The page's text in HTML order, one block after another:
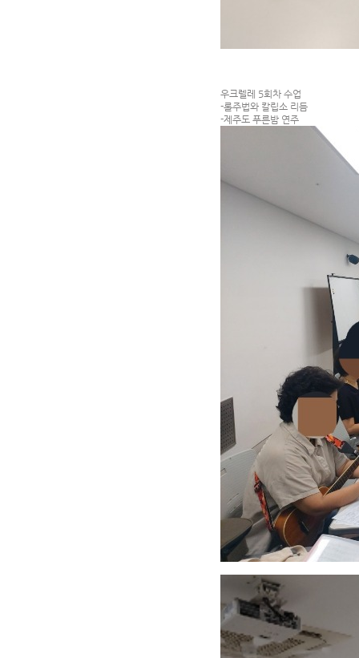
우크렐레 5회차 수업
-롤주법와 칼립소 리듬
-제주도 푸른밤 연주